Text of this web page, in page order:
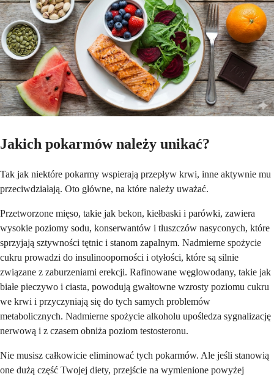
Jakich pokarmów należy unikać?
Tak jak niektóre pokarmy wspierają przepływ krwi, inne aktywnie mu
przeciwdziałają. Oto główne, na które należy uważać.
Przetworzone mięso, takie jak bekon, kiełbaski i parówki, zawiera
wysokie poziomy sodu, konserwantów i tłuszczów nasyconych, które
sprzyjają sztywności tętnic i stanom zapalnym. Nadmierne spożycie
cukru prowadzi do insulinooporności i otyłości, które są silnie
związane z zaburzeniami erekcji. Rafinowane węglowodany, takie jak
białe pieczywo i ciasta, powodują gwałtowne wzrosty poziomu cukru
we krwi i przyczyniają się do tych samych problemów
metabolicznych. Nadmierne spożycie alkoholu upośledza sygnalizację
nerwową i z czasem obniża poziom testosteronu.
Nie musisz całkowicie eliminować tych pokarmów. Ale jeśli stanowią
one dużą część Twojej diety, przejście na wymienione powyżej